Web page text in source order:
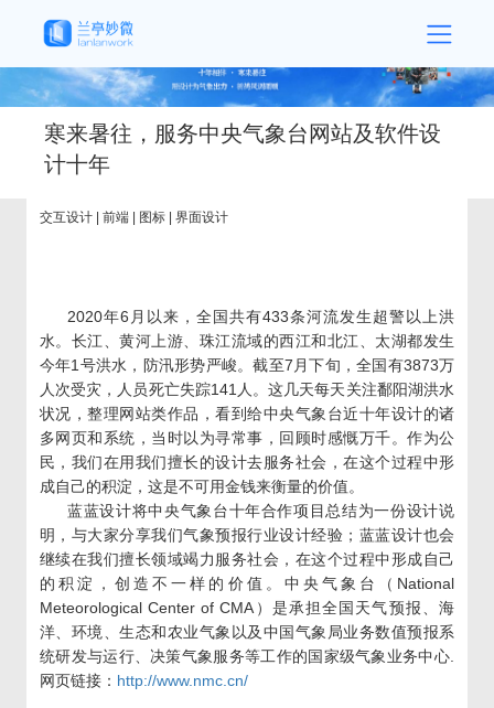
寒来暑往，服务中央气象台网站及软件设
计十年
交互设计 | 前端 | 图标 | 界面设计
2020年6月以来，全国共有433条河流发生超警以上洪
水。长江、黄河上游、珠江流域的西江和北江、太湖都发生
今年1号洪水，防汛形势严峻。截至7月下旬，全国有3873万
人次受灾，人员死亡失踪141人。这几天每天关注鄱阳湖洪水
状况，整理网站类作品，看到给中央气象台近十年设计的诸
多网页和系统，当时以为寻常事，回顾时感慨万千。作为公
民，我们在用我们擅长的设计去服务社会，在这个过程中形
成自己的积淀，这是不可用金钱来衡量的价值。
蓝蓝设计将中央气象台十年合作项目总结为一份设计说
明，与大家分享我们气象预报行业设计经验；蓝蓝设计也会
继续在我们擅长领域竭力服务社会，在这个过程中形成自己
的积淀，创造不一样的价值。中央气象台（National
Meteorological Center of CMA）是承担全国天气预报、海
洋、环境、生态和农业气象以及中国气象局业务数值预报系
统研发与运行、决策气象服务等工作的国家级气象业务中心.
网页链接： http://www.nmc.cn/